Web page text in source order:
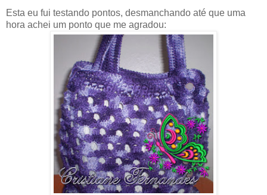
Esta eu fui testando pontos, desmanchando até que uma
hora achei um ponto que me agradou: